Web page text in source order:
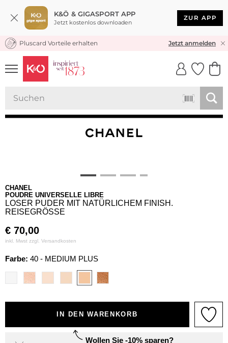
K&Ö & GIGASPORT APP
Jetzt kostenlos downloaden
ZUR APP
KOSTENLOSER VERSAND* & RÜCKVERSAND
Pluscard Vorteile erhalten Jetzt anmelden
UNSERE APP
CLICK &
CHANEL
POUDRE UNIVERSELLE LIBRE
LOSER PUDER MIT NATÜRLICHEM FINISH.
REISEGRÖSSE
€ 70,00
inkl. Mwst zzgl. Versandkosten
Farbe: 40 - MEDIUM PLUS
IN DEN WARENKORB
Wollen Sie -10% sparen?